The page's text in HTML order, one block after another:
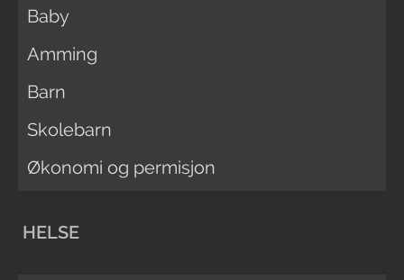
Baby
Amming
Barn
Skolebarn
Økonomi og permisjon
HELSE